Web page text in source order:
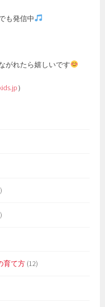
も発信中
がれたら嬉しいです
）
育て方 (12)